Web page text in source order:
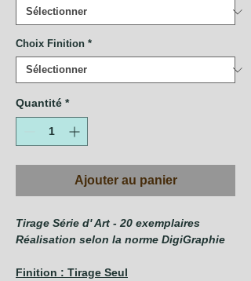
Choix Finition *
Quantité *
Ajouter au panier
Tirage Série d' Art - 20 exemplaires
Réalisation selon la norme DigiGraphie
Finition : Tirage Seul